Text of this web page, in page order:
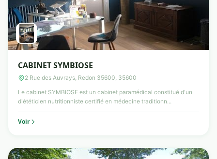
CABINET SYMBIOSE
2 Rue des Auvrays, Redon 35600, 35600
Le cabinet SYMBIOSE est un cabinet paramédical constitué d'un
diététicien nutritionniste certifié en médecine traditionn...
Voir